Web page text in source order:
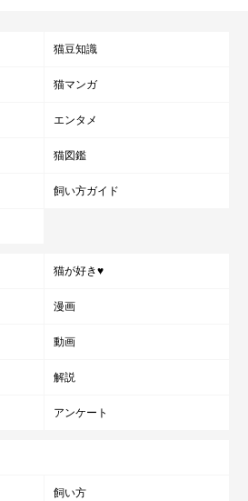
猫豆知識
猫マンガ
エンタメ
猫図鑑
飼い方ガイド
猫が好き♥
漫画
動画
解説
アンケート
飼い方